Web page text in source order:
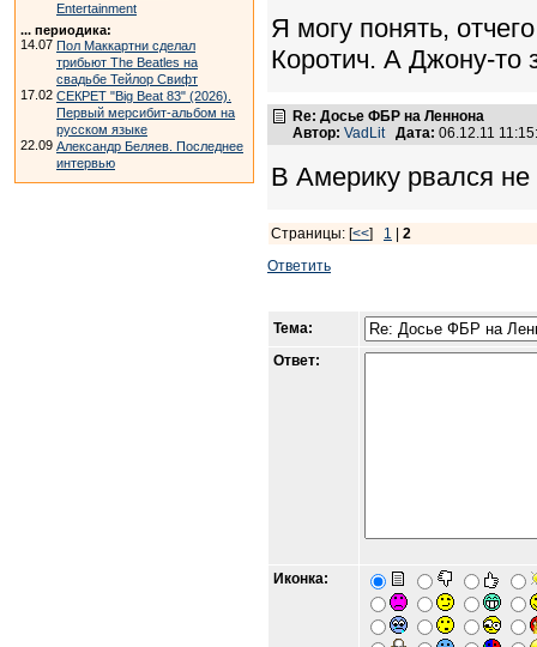
Entertainment
... периодика:
14.07 Пол Маккартни сделал
трибьют The Beatles на
свадьбе Тейлор Свифт
17.02 СЕКРЕТ "Big Beat 83" (2026).
Первый мерсибит-альбом на
русском языке
22.09 Александр Беляев. Последнее
интервью
Я могу понять,
Коротич. А Джону-то
Re: Досье ФБР на Леннона
Автор: VadLit Дата: 06.12.11
В Америку рвался
Страницы: [<<] 1
2
Ответить
Тема:
Ответ:
Иконка: